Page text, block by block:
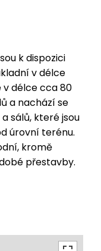
k dispozici
v délce
v délce cca 80
a nachází se
sálů, které jsou
úrovní terénu.
kromě
přestavby.